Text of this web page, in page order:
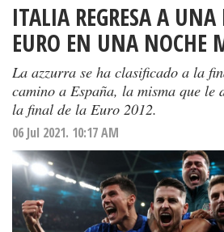
ITALIA REGRESA A
EURO EN UNA NOCHE
La azzurra se ha clasificado a la
camino a España, la misma que le
la final de la Euro 2012.
06 Jul 2021. 10:17 AM